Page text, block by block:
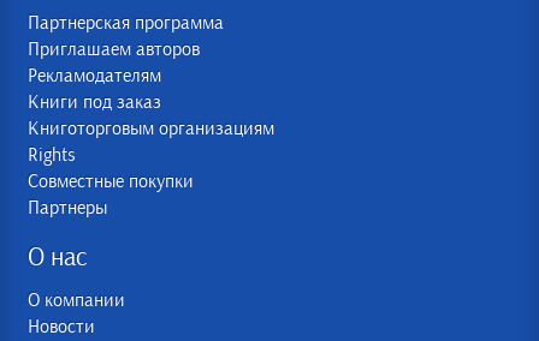
Партнерская программа
Приглашаем авторов
Рекламодателям
Книги под заказ
Книготорговым организациям
Rights
Совместные покупки
Партнеры
О нас
О компании
Новости